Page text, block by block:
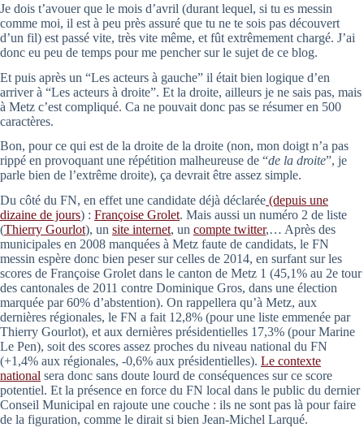
Je dois t’avouer que le mois d’avril (durant lequel, si tu es messin
comme moi, il est à peu près assuré que tu ne te sois pas découvert
d’un fil) est passé vite, très vite même, et fût extrêmement chargé. J’ai
donc eu peu de temps pour me pencher sur le sujet de ce blog.
Et puis après un “Les acteurs à gauche” il était bien logique d’en
arriver à “Les acteurs à droite”. Et la droite, ailleurs je ne sais pas, mais
à Metz c’est compliqué. Ca ne pouvait donc pas se résumer en 500
caractères.
Bon, pour ce qui est de la droite de la droite (non, mon doigt n’a pas
rippé en provoquant une répétition malheureuse de “de la droite”, je
parle bien de l’extrême droite), ça devrait être assez simple.
Du côté du FN, en effet une candidate déjà déclarée (depuis une
dizaine de jours) : Françoise Grolet. Mais aussi un numéro 2 de liste
(Thierry Gourlot), un site internet, un compte twitter,… Après des
municipales en 2008 manquées à Metz faute de candidats, le FN
messin espère donc bien peser sur celles de 2014, en surfant sur les
scores de Françoise Grolet dans le canton de Metz 1 (45,1% au 2e tour
des cantonales de 2011 contre Dominique Gros, dans une élection
marquée par 60% d’abstention). On rappellera qu’à Metz, aux
dernières régionales, le FN a fait 12,8% (pour une liste emmenée par
Thierry Gourlot), et aux dernières présidentielles 17,3% (pour Marine
Le Pen), soit des scores assez proches du niveau national du FN
(+1,4% aux régionales, -0,6% aux présidentielles). Le contexte
national sera donc sans doute lourd de conséquences sur ce score
potentiel. Et la présence en force du FN local dans le public du dernier
Conseil Municipal en rajoute une couche : ils ne sont pas là pour faire
de la figuration, comme le dirait si bien Jean-Michel Larqué.